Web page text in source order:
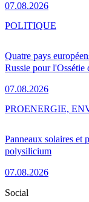
07.08.2026
Quatre pays
Russie pour l'Ossétie
07.08.2026
POLITIQUE
Panneaux solaires et
polysilicium
07.08.2026
PROENERGIE,
Social